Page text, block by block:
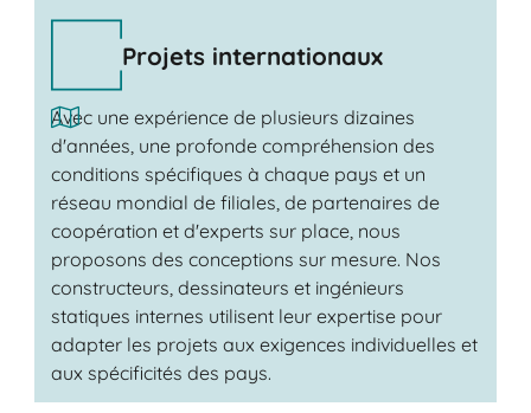
Projets internationaux
Avec une expérience de plusieurs dizaines
d'années, une profonde compréhension des
conditions spécifiques à chaque pays et un
réseau mondial de filiales, de partenaires de
coopération et d'experts sur place, nous
proposons des conceptions sur mesure. Nos
constructeurs, dessinateurs et ingénieurs
statiques internes utilisent leur expertise pour
adapter les projets aux exigences individuelles et
aux spécificités des pays.